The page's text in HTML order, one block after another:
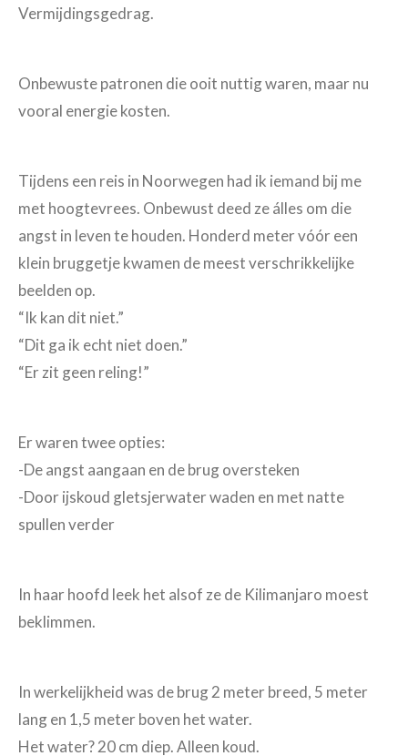
Vermijdingsgedrag.
Onbewuste patronen die ooit nuttig waren, maar nu
vooral energie kosten.
Tijdens een reis in Noorwegen had ik iemand bij me
met hoogtevrees. Onbewust deed ze álles om die
angst in leven te houden. Honderd meter vóór een
klein bruggetje kwamen de meest verschrikkelijke
beelden op.
“Ik kan dit niet.”
“Dit ga ik echt niet doen.”
“Er zit geen reling!”
Er waren twee opties:
-De angst aangaan en de brug oversteken
-Door ijskoud gletsjerwater waden en met natte
spullen verder
In haar hoofd leek het alsof ze de Kilimanjaro moest
beklimmen.
In werkelijkheid was de brug 2 meter breed, 5 meter
lang en 1,5 meter boven het water.
Het water? 20 cm diep. Alleen koud.